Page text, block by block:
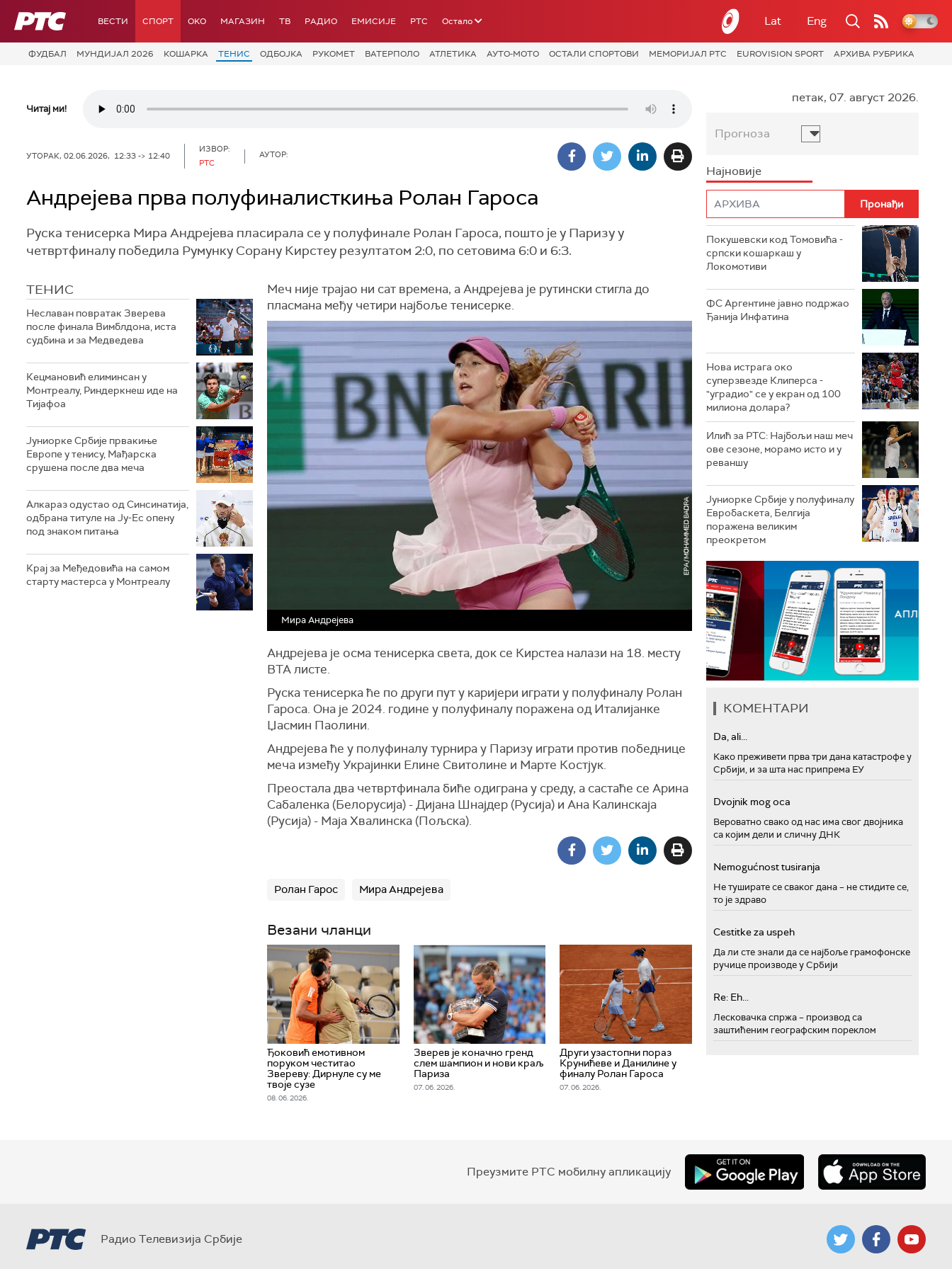
РТС ВЕСТИ СПОРТ OKO МАГАЗИН ТВ РАДИО ЕМИСИЈЕ РТС Остало Lat Eng
ФУДБАЛ МУНДИЈАЛ 2026 КОШАРКА ТЕНИС ОДБОЈКА РУКОМЕТ ВАТЕРПОЛО АТЛЕТИКА АУТО-МОТО ОСТАЛИ СПОРТОВИ МЕМОРИЈАЛ РТС EUROVISION SPORT АРХИВА РУБРИКА
Читај ми!
УТОРАК, 02.06.2026, 12:33 -> 12:40
ИЗВОР:
РТС
АУТОР:
Андрејева прва полуфиналисткиња Ролан Гароса
Руска тенисерка Мира Андрејева пласирала се у полуфинале Ролан Гароса, пошто је у Паризу у
четвртфиналу победила Румунку Сорану Кирстеу резултатом 2:0, по сетовима 6:0 и 6:3.
ТЕНИС
Неславан повратак Зверева
после финала Вимблдона, иста
судбина и за Медведева
Кецмановић елиминсан у
Монтреалу, Риндеркнеш иде на
Тијафоа
Јуниорке Србије првакиње
Европе у тенису, Мађарска
срушена после два меча
Алкараз одустао од Синсинатија,
одбрана титуле на Ју-Ес опену
под знаком питања
Крај за Међедовића на самом
старту мастерса у Монтреалу
Меч није трајао ни сат времена, а Андрејева је рутински стигла до
пласмана међу четири најбоље тенисерке.
Мира Андрејева
Андрејева је осма тенисерка света, док се Кирстеа налази на 18. месту
ВТА листе.
Руска тенисерка ће по други пут у каријери играти у полуфиналу Ролан
Гароса. Она је 2024. године у полуфиналу поражена од Италијанке
Џасмин Паолини.
Андрејева ће у полуфиналу турнира у Паризу играти против победнице
меча између Украјинки Елине Свитолине и Марте Костјук.
Преостала два четвртфинала биће одиграна у среду, а састаће се Арина
Сабаленка (Белорусија) - Дијана Шнајдер (Русија) и Ана Калинскаја
(Русија) - Маја Хвалинска (Пољска).
Ролан Гарос Мира Андрејева
Везани чланци
Ђоковић емотивном
поруком честитао
Звереву: Дирнуле су ме
твоје сузе
08. 06. 2026.
Зверев је коначно гренд
слем шампион и нови краљ
Париза
07. 06. 2026.
Други узастопни пораз
Крунићеве и Данилине у
финалу Ролан Гароса
07. 06. 2026.
петак, 07. август 2026.
Прогноза
Најновије
Покушевски код Томовића -
српски кошаркаш у
Локомотиви
ФС Аргентине јавно подржао
Ђанија Инфатина
Нова истрага око
суперзвезде Клиперса -
"уградио" се у екран од 100
милиона долара?
Илић за РТС: Најбољи наш меч
ове сезоне, морамо исто и у
реваншу
Јуниорке Србије у полуфиналу
Евробаскета, Белгија
поражена великим
преокретом
КОМЕНТАРИ
Da, ali...
Како преживети прва три дана катастрофе у
Србији, и за шта нас припрема ЕУ
Dvojnik mog oca
Вероватно свако од нас има свог двојника
са којим дели и сличну ДНК
Nemogućnost tusiranja
Не туширате се сваког дана – не стидите се,
то је здраво
Cestitke za uspeh
Да ли сте знали да се најбоље грамофонске
ручице производе у Србији
Re: Eh...
Лесковачка спржа – производ са
заштићеним географским пореклом
Преузмите РТС мобилну апликацију
Радио Телевизија Србије